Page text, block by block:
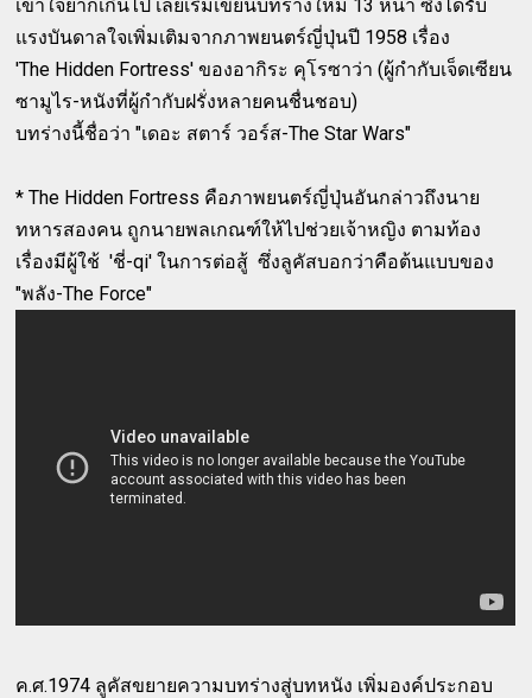
เข้าใจยากเกินไป เลยเริ่มเขียนบทร่างใหม่ 13 หน้า ซึ่งได้รับ
แรงบันดาลใจเพิ่มเติมจากภาพยนตร์ญี่ปุ่นปี 1958 เรื่อง
'The Hidden Fortress' ของอากิระ คุโรซาว่า (ผู้กำกับเจ็ดเซียน
ซามูไร-หนังที่ผู้กำกับฝรั่งหลายคนชื่นชอบ)
บทร่างนี้ชื่อว่า "เดอะ สตาร์ วอร์ส-The Star Wars"
* The Hidden Fortress คือภาพยนตร์ญี่ปุ่นอันกล่าวถึงนาย
ทหารสองคน ถูกนายพลเกณฑ์ให้ไปช่วยเจ้าหญิง ตามท้อง
เรื่องมีผู้ใช้ 'ชี่-qi' ในการต่อสู้ ซึ่งลูคัสบอกว่าคือต้นแบบของ
"พลัง-The Force"
ค.ศ.1974 ลูคัสขยายความบทร่างสู่บทหนัง เพิ่มองค์ประกอบ